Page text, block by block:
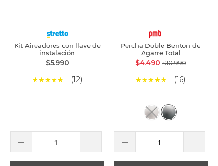
Kit Aireadores con llave de
instalación
$5.990
(12)
Percha Doble Benton de
Agarre Total
$4.490 $10.990
(16)